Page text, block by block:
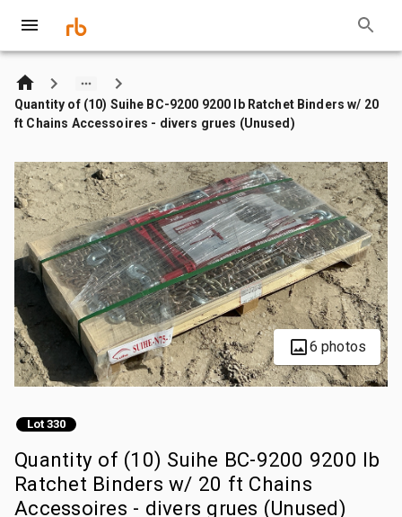
Quantity of (10) Suihe BC-9200 9200 lb Ratchet Binders w/ 20
ft Chains Accessoires - divers grues (Unused)
6 photos
Lot 330
Quantity of (10) Suihe BC-9200 9200 lb
Ratchet Binders w/ 20 ft Chains
Accessoires - divers grues (Unused)